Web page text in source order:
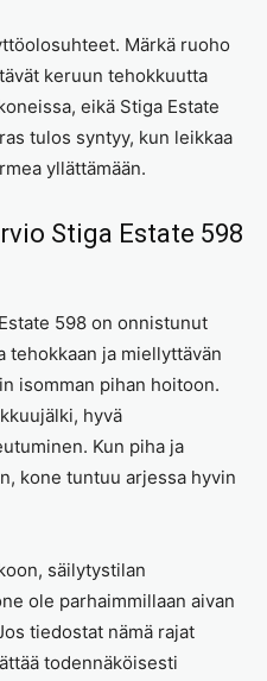
Märkä ruoho
keruun tehokkuutta
eikä Stiga Estate
tulos syntyy, kun leikkaa
yllättämään.
Stiga Estate 598
598 on onnistunut
tehokkaan ja miellyttävän
isomman pihan hoitoon.
hyvä
Kun piha ja
kone tuntuu arjessa hyvin
säilytystilan
ole parhaimmillaan aivan
tiedostat nämä rajat
todennäköisesti